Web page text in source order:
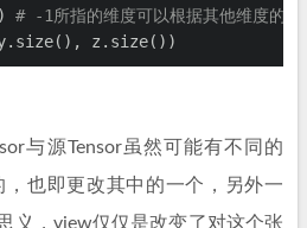
) # -1所指的维度可以根据其他维度的值
z.size())
与源Tensor虽然可能有不同的
，也即更改其中的一个，另外一
义，view仅仅是改变了对这个张